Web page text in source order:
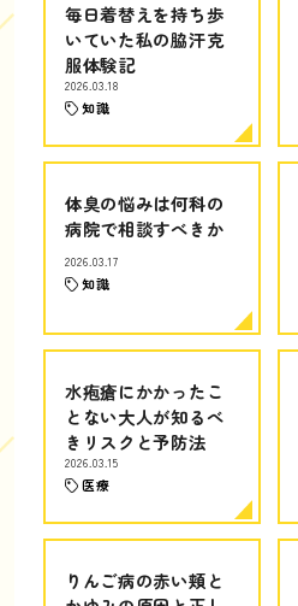
毎日着替えを持ち歩
いていた私の脇汗克
服体験記
2026.03.18
知識
体臭の悩みは何科の
病院で相談すべきか
2026.03.17
知識
水疱瘡にかかったこ
とない大人が知るべ
きリスクと予防法
2026.03.15
医療
りんご病の赤い頬と